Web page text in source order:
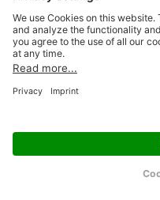
Navigate to home page